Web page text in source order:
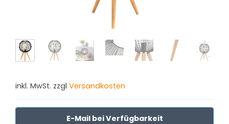
inkl. MwSt. zzgl Versandkosten
E-Mail bei Verfügbarkeit